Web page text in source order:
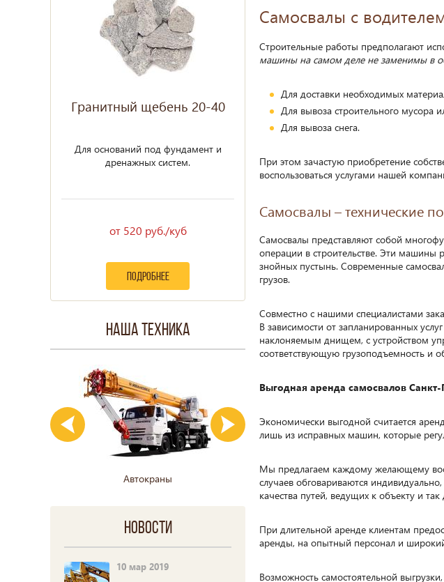
Гранитный щебень 20-40
Для оснований под фундамент и
дренажных систем.
от 520 руб./куб
подробнее
Наша техника
Автокраны Гусеничный экскаватор
Новости
10 мар 2019
Самосвалы с
Строительные работы предполагают
машины на самом деле не заменимы в
Для доставки необходимых
Для вывоза строительного мусора
Для вывоза снега.
При этом зачастую приобретение
воспользоваться услугами нашей
Самосвалы – технические
Самосвалы представляют собой
операции в строительстве. Эти машины
знойных пустынь. Современные
грузов.
Совместно с нашими специалистами
В зависимости от запланированных
наклоняемым днищем, с устройством
соответствующую грузоподъемность и
Выгодная аренда самосвалов Санкт-
Экономически выгодной считается
лишь из исправных машин, которые
Мы предлагаем каждому желающему
случаев обговариваются
качества путей, ведущих к объекту и так
При длительной аренде клиентам
аренды, на опытный персонал и
Возможность самостоятельной